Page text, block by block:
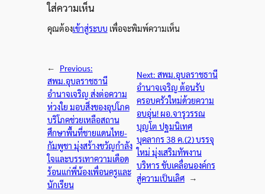
ใส่ความเห็น
คุณต้องเข้าสู่ระบบ เพื่อจะพิมพ์ความเห็น
←
Previous:
สพม.อุบลราชธานี
อำนาจเจริญ ส่งต่อความ
ห่วงใย มอบสิ่งของอุปโภค
บริโภคช่วยเหลือสถาน
ศึกษาพื้นที่ชายแดนไทย-
กัมพูชา มุ่งสร้างขวัญกำลัง
ใจและบรรเทาความเดือด
ร้อนแก่พี่น้องเพื่อนครูและ
นักเรียน
Next:สพม.อุบลราชธานี
อำนาจเจริญ ต้อนรับ
ครอบครัวใหม่ด้วยความ
อบอุ่น! ผอ.จารุวรรณ
บุญโต ปฐมนิเทศ
บุคลากร 38 ค.(2) บรรจุ
ใหม่ มุ่งเสริมทัพงาน
บริหาร ขับเคลื่อนองค์กร
สู่ความเป็นเลิศ →